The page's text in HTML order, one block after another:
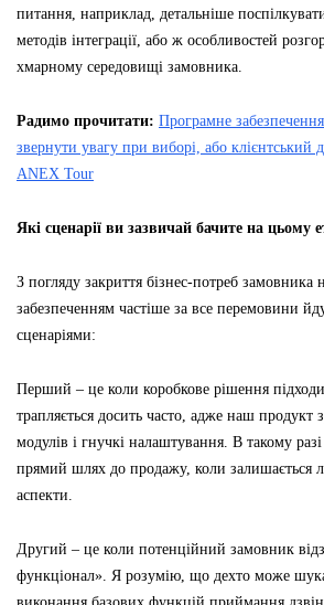
питання, наприклад, детальніше
методів інтеграції, або ж особливостей
хмарному середовищі замовника.
Радимо прочитати: Програмне
звернути увагу при виборі, або клієнтський
ANEX Tour
Які сценарії ви зазвичай бачите на цьому
З погляду закриття бізнес-потреб
забезпеченням частіше за все перемовини
сценаріями:
Перший – це коли коробкове рішення
трапляється досить часто, адже наш продукт
модулів і гнучкі налаштування. В такому
прямий шлях до продажу, коли залишається
аспекти.
Другий – це коли потенційний замовник
функціонал». Я розумію, що дехто може